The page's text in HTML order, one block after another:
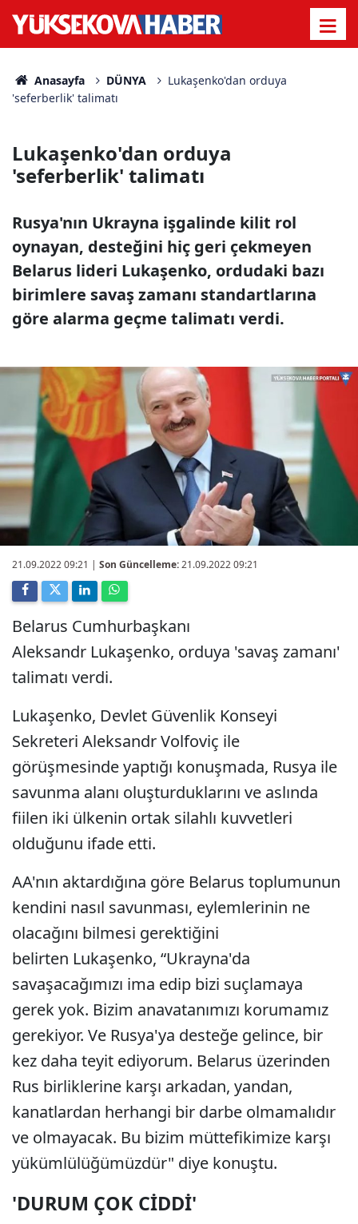
Anasayfa DÜNYA
Lukaşenko'dan orduya
'seferberlik' talimatı
Lukaşenko'dan orduya
'seferberlik' talimatı
Rusya'nın Ukrayna işgalinde kilit rol
oynayan, desteğini hiç geri çekmeyen
Belarus lideri Lukaşenko, ordudaki bazı
birimlere savaş zamanı standartlarına
göre alarma geçme talimatı verdi.
21.09.2022 09:21 | Son Güncelleme:21.09.2022 09:21
Belarus Cumhurbaşkanı
Aleksandr Lukaşenko, orduya 'savaş zamanı'
talimatı verdi.
Lukaşenko, Devlet Güvenlik Konseyi
Sekreteri Aleksandr Volfoviç ile
görüşmesinde yaptığı konuşmada, Rusya ile
savunma alanı oluşturduklarını ve aslında
fiilen iki ülkenin ortak silahlı kuvvetleri
olduğunu ifade etti.
AA'nın aktardığına göre Belarus toplumunun
kendini nasıl savunması, eylemlerinin ne
olacağını bilmesi gerektiğini
belirten Lukaşenko, “Ukrayna'da
savaşacağımızı ima edip bizi suçlamaya
gerek yok. Bizim anavatanımızı korumamız
gerekiyor. Ve Rusya'ya desteğe gelince, bir
kez daha teyit ediyorum. Belarus üzerinden
Rus birliklerine karşı arkadan, yandan,
kanatlardan herhangi bir darbe olmamalıdır
ve olmayacak. Bu bizim müttefikimize karşı
yükümlülüğümüzdür" diye konuştu.
'DURUM ÇOK CİDDİ'